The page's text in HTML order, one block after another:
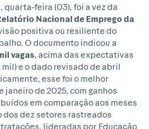
quarta-feira (03), foi a vez da
Nacional de Emprego da
positiva ou resiliente do
O documento indicou a
vagas, acima das expectativas
mil) e o dado revisado de abril
esse foi o melhor
janeiro de 2025, com ganhos
em comparação aos meses
dez setores rastreados
lideradas por Educação